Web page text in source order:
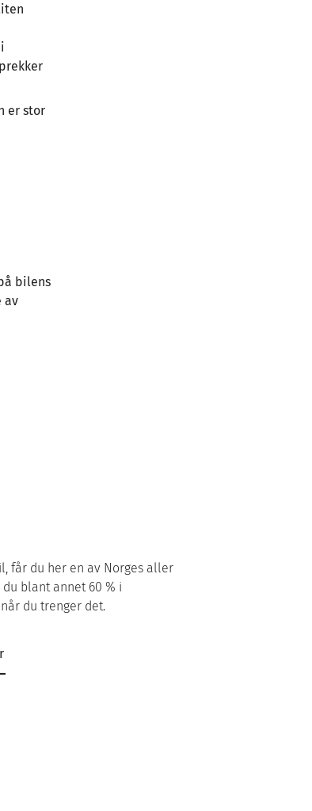
er stor
bilens
av
får du her en av Norges aller
blant annet 60 % i
du trenger det.